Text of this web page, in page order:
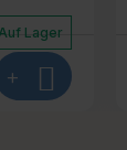
Lager
+